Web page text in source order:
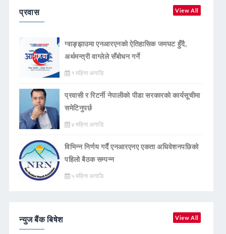
प्रवास View All
ग्वाङ्झाउमा एनआरएनको ऐतिहासिक जमघट हुँदै,
अर्थमन्त्री वाग्लेले सँबोधन गर्ने
१ महिना अगाडि
प्रवासी र रिटर्नी नेपालीको पीडा सरकारको कार्यसूचीमा
समेटिनुपर्छ
४ महिना अगाडि
विभिन्न निर्णय गर्दै एनआरएनए एकता अधिवेशनपछिको
पहिलो बैठक सम्पन्न
५ महिना अगाडि
न्युज बैंक बिषेश View All